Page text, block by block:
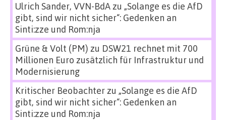
Ulrich Sander, VVN-BdAzu „Solange es die AfD
gibt, sind wir nicht sicher“: Gedenken an
Sinti:zze und Rom:nja
Grüne & Volt (PM) zu DSW21 rechnet mit 700
Millionen Euro zusätzlich für Infrastruktur und
Modernisierung
Kritischer Beobachterzu „Solange es die AfD
gibt, sind wir nicht sicher“: Gedenken an
Sinti:zze und Rom:nja